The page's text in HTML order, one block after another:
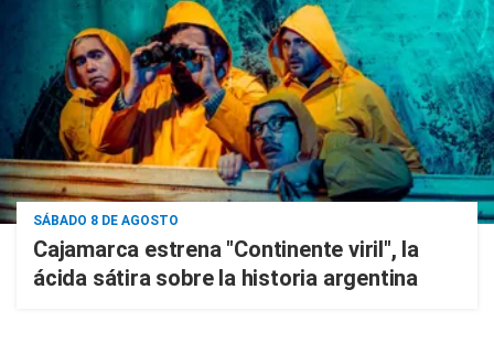
SÁBADO 8 DE AGOSTO
Cajamarca estrena "Continente viril", la
ácida sátira sobre la historia argentina